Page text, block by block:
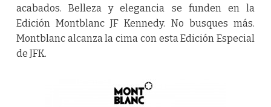
acabados. Belleza y elegancia se funden en la
Edición Montblanc JF Kennedy. No busques más.
Montblanc alcanza la cima con esta Edición Especial
de JFK.